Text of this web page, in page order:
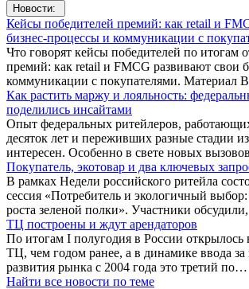
Новости:
Кейсы победителей премий: как retail и
бизнес-процессы и коммуникации с
Что говорят кейсы победителей по итогам
премий: как retail и FMCG развивают свои
коммуникации с покупателями. Материал
Как растить маржу и лояльность:
поделились инсайтами
Опыт федеральных ритейлеров,
десяток лет и переживших разные стадии
интересен. Особенно в свете новых
Покупатель, экотовар и два ключевых
В рамках Недели российского ритейла
сессия «Потребитель и экологичный выбор:
роста зеленой полки». Участники
ТЦ построены и ждут арендаторов
По итогам I полугодия в России открылось
ТЦ, чем годом ранее, а в динамике ввода
развития рынка с 2004 года это третий по…
Найти все новости по теме